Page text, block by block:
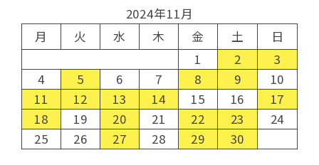
2024年11月
月
火 水 木 金 土
日
1
2
3
4
5 6 7 8 9
10
11
12 13 14 15 16
17
18
19 20 21 22 23
24
25
26 27 28 29 30